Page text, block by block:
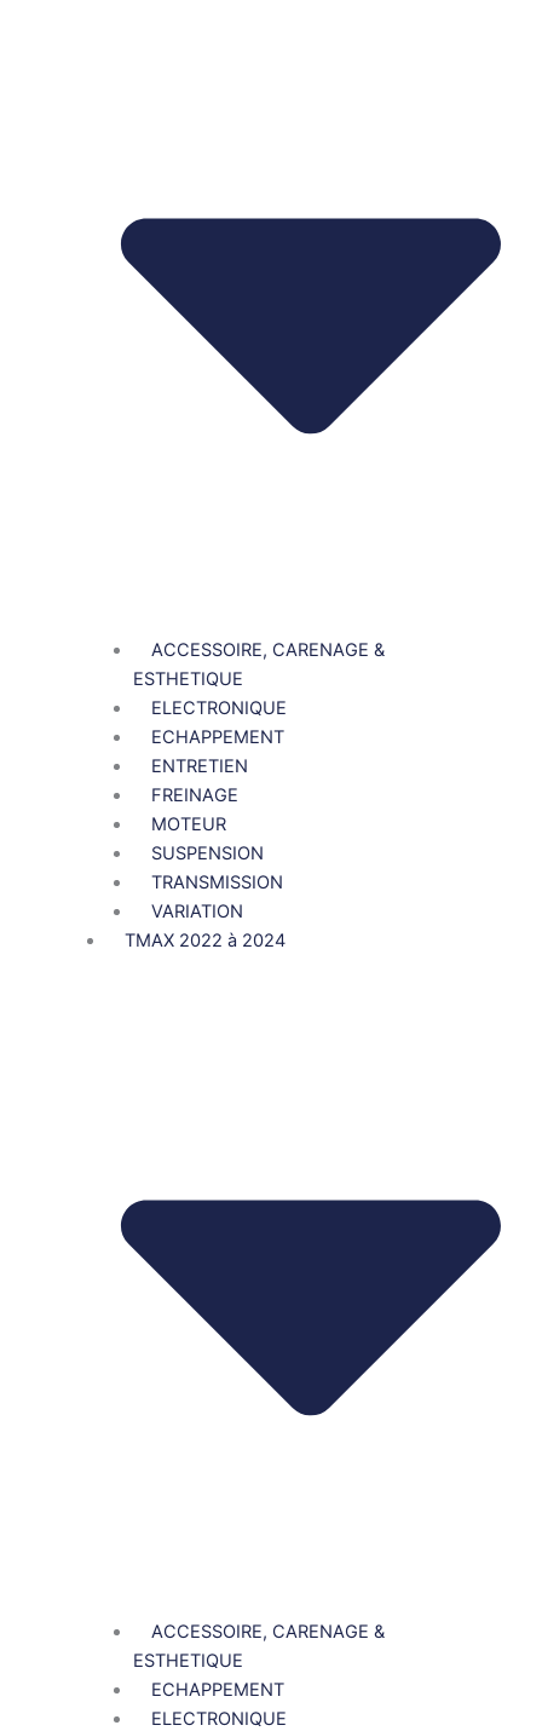
ACCESSOIRE, CARENAGE &
ESTHETIQUE
ELECTRONIQUE
ECHAPPEMENT
ENTRETIEN
FREINAGE
MOTEUR
SUSPENSION
TRANSMISSION
VARIATION
TMAX 2022 à 2024
ACCESSOIRE, CARENAGE &
ESTHETIQUE
ECHAPPEMENT
ELECTRONIQUE